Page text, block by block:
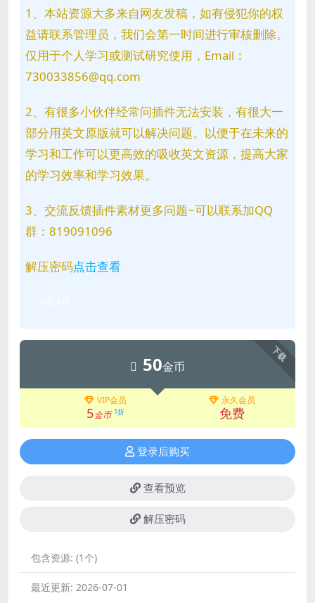
1、本站资源大多来自网友发稿，如有侵犯你的权
益请联系管理员，我们会第一时间进行审核删除。
仅用于个人学习或测试研究使用，Email：
730033856@qq.com
2、有很多小伙伴经常问插件无法安装，有很大一
部分用英文原版就可以解决问题。以便于在未来的
学习和工作可以更高效的吸收英文资源，提高大家
的学习效率和学习效果。
3、交流反馈插件素材更多问题~可以联系加QQ
群：819091096
解压密码点击查看
下载
50金币
VIP会员
5金币 1折
永久会员
免费
登录后购买
查看预览
解压密码
包含资源: (1个)
最近更新: 2026-07-01